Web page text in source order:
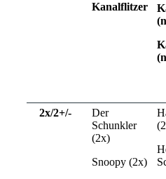
Kanalflitzer
2x/2+/-
Der
Schunkler
(2x)
Snoopy (2x)